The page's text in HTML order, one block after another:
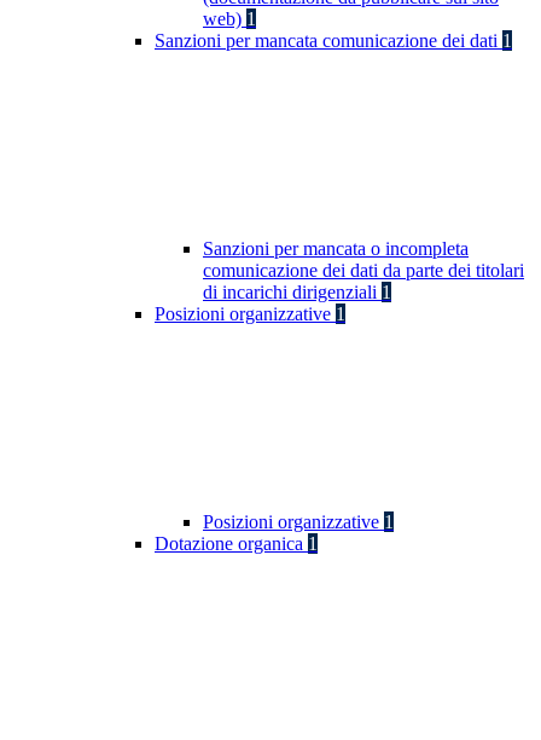
web) 1
Sanzioni per mancata comunicazione dei dati 1
Sanzioni per mancata o incompleta
comunicazione dei dati da parte dei titolari
di incarichi dirigenziali 1
Posizioni organizzative 1
Posizioni organizzative 1
Dotazione organica 1